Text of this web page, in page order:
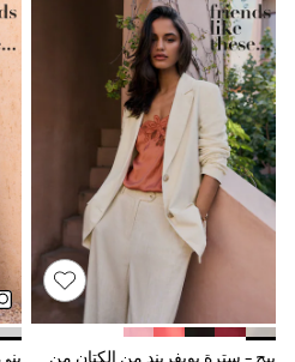
Pants & Leggings
Schoolwear
Sets & Outfits
Shirts & Blouses
Shorts & Skirts
Sportswear
Sweatshirts & Hoodies
Swimwear
Tops & T-Shirts
Tracksuits
New In
and Party Dresses
Floral Dresses
School Dresses
Sequin Dresses
Short Sleeve Dresses